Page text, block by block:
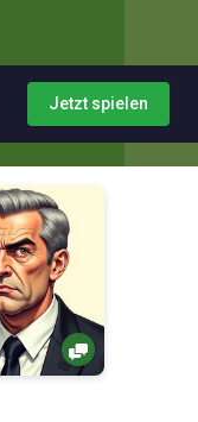
Jetzt spielen